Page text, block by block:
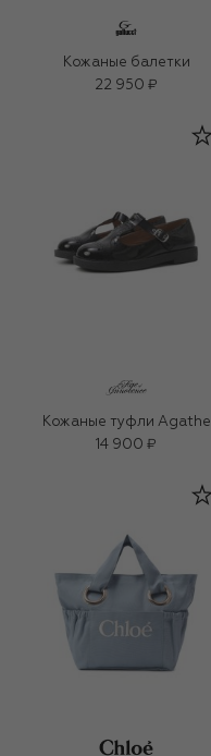
Кожаные балетки
22 950 ₽
Кожаные туфли Agathe
14 900 ₽